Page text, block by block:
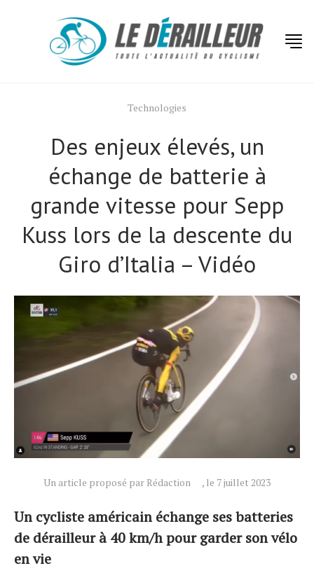
Technologies
Des enjeux élevés, un
échange de batterie à
grande vitesse pour Sepp
Kuss lors de la descente du
Giro d’Italia – Vidéo
Un article proposé par Rédaction , le 7 juillet 2023
Un cycliste américain échange ses batteries
de dérailleur à 40 km/h pour garder son vélo
en vie
Actualités
Tests de produits
Conseils
Tendances